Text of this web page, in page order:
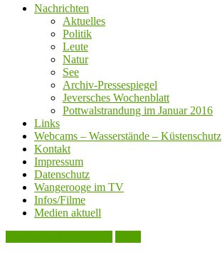
Nachrichten
Aktuelles
Politik
Leute
Natur
See
Archiv-Pressespiegel
Jeversches Wochenblatt
Pottwalstrandung im Januar 2016
Links
Webcams – Wasserstände – Küstenschutz
Kontakt
Impressum
Datenschutz
Wangerooge im TV
Infos/Filme
Medien aktuell